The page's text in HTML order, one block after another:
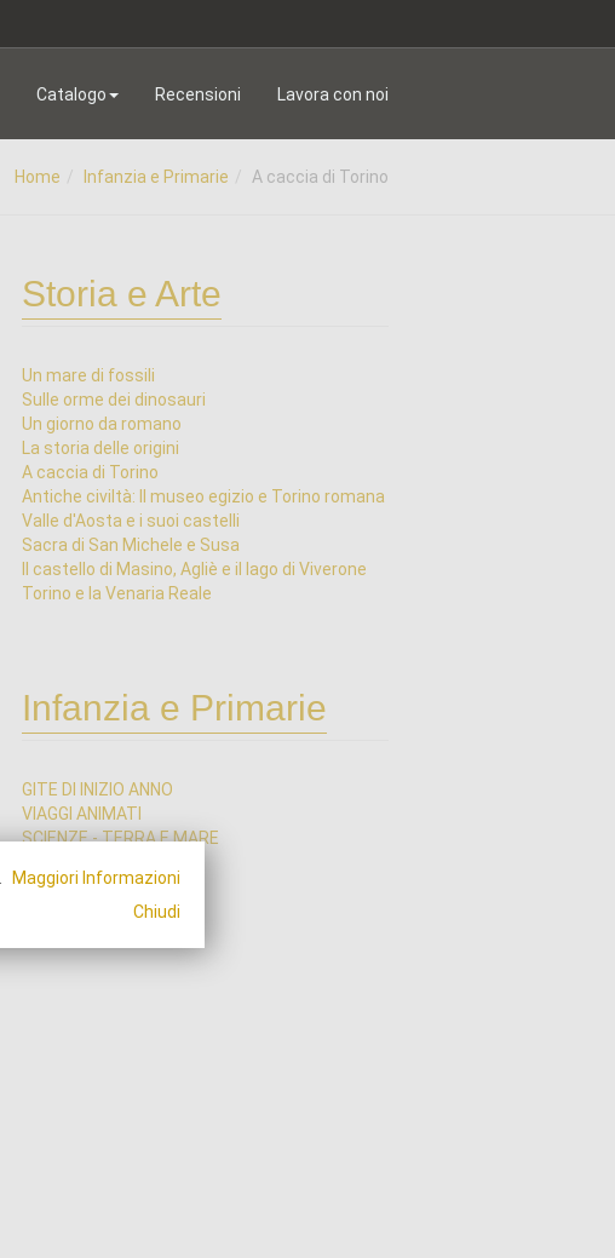
Catalogo Recensioni Lavora con noi
Home Infanzia e Primarie A caccia di Torino
Storia e Arte
Un mare di fossili
Sulle orme dei dinosauri
Un giorno da romano
La storia delle origini
A caccia di Torino
Antiche civiltà: Il museo egizio e Torino romana
Valle d'Aosta e i suoi castelli
Sacra di San Michele e Susa
Il castello di Masino, Agliè e il lago di Viverone
Torino e la Venaria Reale
Infanzia e Primarie
GITE DI INIZIO ANNO
VIAGGI ANIMATI
SCIENZE - TERRA E MARE
STORIA E ARTE
SOGGIORNI IN ITALIA
Maggiori Informazioni
Chiudi